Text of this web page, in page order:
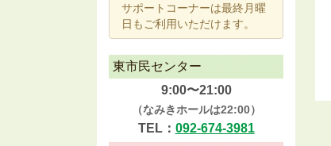
サポートコーナーは最終月曜
日もご利用いただけます。
東市民センター
9:00〜21:00
（なみきホールは22:00）
TEL： 092-674-3981